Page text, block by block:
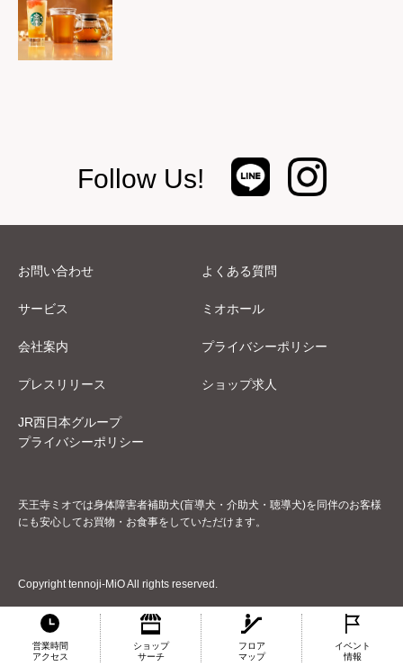
Follow Us!
営業時間
アクセス
ショップ
サーチ
フロア
マップ
イベント
情報
お問い合わせ よくある質問
サービス ミオホール
会社案内 プライバシーポリシー
プレスリリース ショップ求人
JR西日本グループ
プライバシーポリシー
天王寺ミオでは身体障害者補助犬(盲導犬・介助犬・聴導犬)を同伴のお客様
にも安心してお買物・お食事をしていただけます。
Copyright tennoji-MiO All rights reserved.